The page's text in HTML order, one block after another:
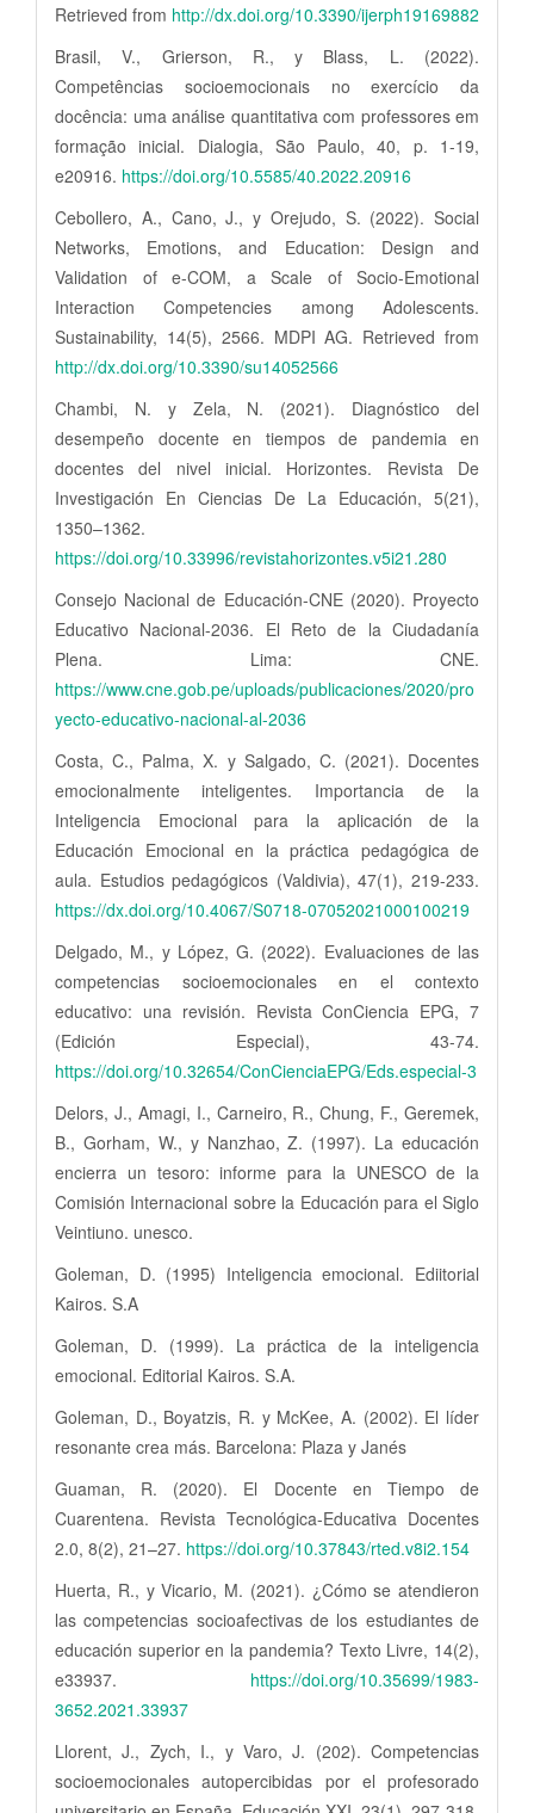
Retrieved from http://dx.doi.org/10.3390/ijerph19169882
Brasil, V., Grierson, R., y Blass, L. (2022).
Competências socioemocionais no exercício da
docência: uma análise quantitativa com professores em
formação inicial. Dialogia, São Paulo, 40, p. 1-19,
e20916. https://doi.org/10.5585/40.2022.20916
Cebollero, A., Cano, J., y Orejudo, S. (2022). Social
Networks, Emotions, and Education: Design and
Validation of e-COM, a Scale of Socio-Emotional
Interaction Competencies among Adolescents.
Sustainability, 14(5), 2566. MDPI AG. Retrieved from
http://dx.doi.org/10.3390/su14052566
Chambi, N. y Zela, N. (2021). Diagnóstico del
desempeño docente en tiempos de pandemia en
docentes del nivel inicial. Horizontes. Revista De
Investigación En Ciencias De La Educación, 5(21),
1350–1362.
https://doi.org/10.33996/revistahorizontes.v5i21.280
Consejo Nacional de Educación-CNE (2020). Proyecto
Educativo Nacional-2036. El Reto de la Ciudadanía
Plena. Lima: CNE.
https://www.cne.gob.pe/uploads/publicaciones/2020/pro
yecto-educativo-nacional-al-2036
Costa, C., Palma, X. y Salgado, C. (2021). Docentes
emocionalmente inteligentes. Importancia de la
Inteligencia Emocional para la aplicación de la
Educación Emocional en la práctica pedagógica de
aula. Estudios pedagógicos (Valdivia), 47(1), 219-233.
https://dx.doi.org/10.4067/S0718-07052021000100219
Delgado, M., y López, G. (2022). Evaluaciones de las
competencias socioemocionales en el contexto
educativo: una revisión. Revista ConCiencia EPG, 7
(Edición Especial), 43-74.
https://doi.org/10.32654/ConCienciaEPG/Eds.especial-3
Delors, J., Amagi, I., Carneiro, R., Chung, F., Geremek,
B., Gorham, W., y Nanzhao, Z. (1997). La educación
encierra un tesoro: informe para la UNESCO de la
Comisión Internacional sobre la Educación para el Siglo
Veintiuno. unesco.
Goleman, D. (1995) Inteligencia emocional. Ediitorial
Kairos. S.A
Goleman, D. (1999). La práctica de la inteligencia
emocional. Editorial Kairos. S.A.
Goleman, D., Boyatzis, R. y McKee, A. (2002). El líder
resonante crea más. Barcelona: Plaza y Janés
Guaman, R. (2020). El Docente en Tiempo de
Cuarentena. Revista Tecnológica-Educativa Docentes
2.0, 8(2), 21–27. https://doi.org/10.37843/rted.v8i2.154
Huerta, R., y Vicario, M. (2021). ¿Cómo se atendieron
las competencias socioafectivas de los estudiantes de
educación superior en la pandemia? Texto Livre, 14(2),
e33937. https://doi.org/10.35699/1983-
3652.2021.33937
Llorent, J., Zych, I., y Varo, J. (202). Competencias
socioemocionales autopercibidas por el profesorado